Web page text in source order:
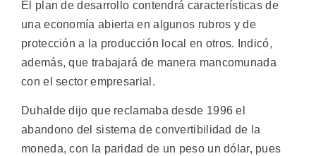
El plan de desarrollo contendrá características de
una economía abierta en algunos rubros y de
protección a la producción local en otros. Indicó,
además, que trabajará de manera mancomunada
con el sector empresarial.
Duhalde dijo que reclamaba desde 1996 el
abandono del sistema de convertibilidad de la
moneda, con la paridad de un peso un dólar, pues